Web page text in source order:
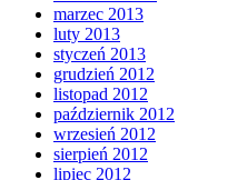
marzec 2013
luty 2013
styczeń 2013
grudzień 2012
listopad 2012
październik 2012
wrzesień 2012
sierpień 2012
lipiec 2012